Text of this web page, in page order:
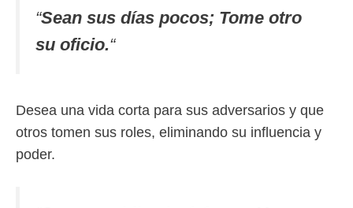
“Sean sus días pocos; Tome otro
su oficio.“
Desea una vida corta para sus adversarios y que
otros tomen sus roles, eliminando su influencia y
poder.